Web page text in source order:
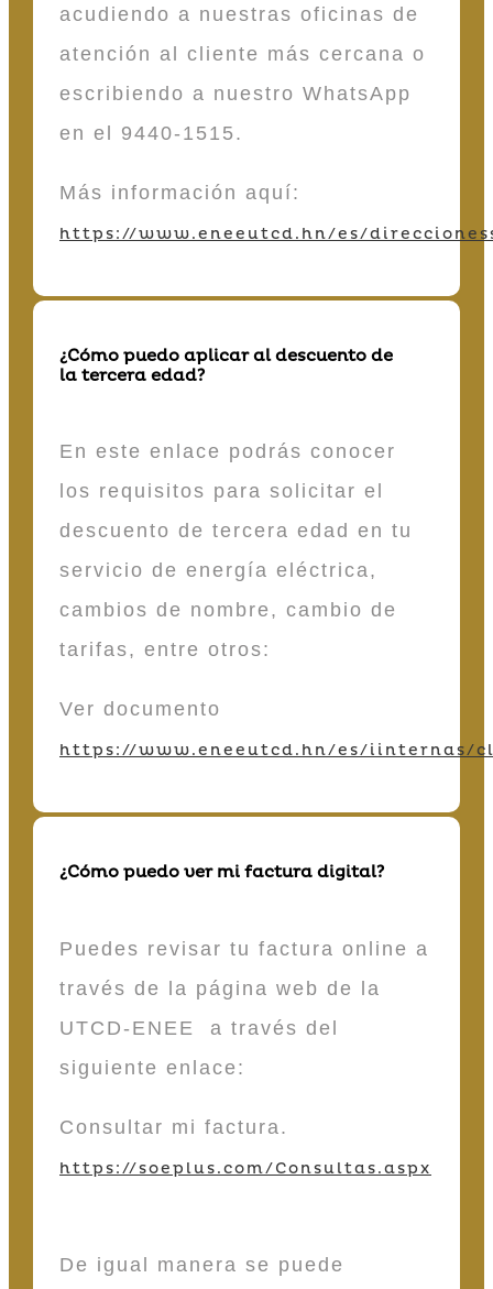
acudiendo a nuestras oficinas de
atención al cliente más cercana o
escribiendo a nuestro WhatsApp
en el 9440-1515.
Más información aquí:
https://www.eneeutcd.hn/es/
¿Cómo puedo aplicar al descuento de
la tercera edad?
En este enlace podrás conocer
los requisitos para solicitar el
descuento de tercera edad en tu
servicio de energía eléctrica,
cambios de nombre, cambio de
tarifas, entre otros:
Ver documento
https://www.eneeutcd.hn/es/iinternas/
¿Cómo puedo ver mi factura digital?
Puedes revisar tu factura online a
través de la página web de la
UTCD-ENEE a través del
siguiente enlace:
Consultar mi factura.
https://soeplus.com/Consultas.aspx
De igual manera se puede